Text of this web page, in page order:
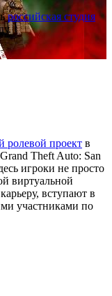
российская студия
ролевой проект в
Theft Auto: San
игроки не просто
виртуальной
вступают в
участниками по